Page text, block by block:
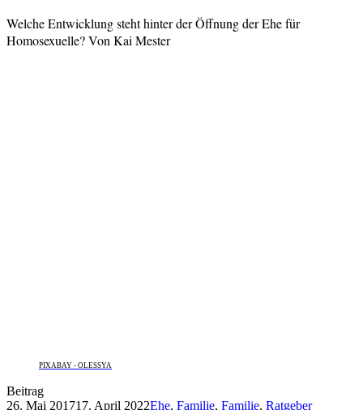
Welche Entwicklung steht hinter der Öffnung der Ehe für
Homosexuelle? Von Kai Mester
PIXABAY - OLESSYA
Beitrag
26. Mai 201717. April 2022Ehe, Familie, Familie, Ratgeber